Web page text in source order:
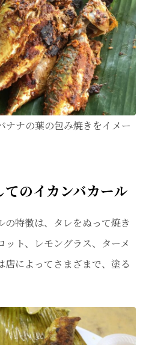
ナナの葉の包み焼きをイメー
のイカンバカール
の特徴は、タレをぬって焼き
ット、レモングラス、ターメ
店によってさまざまで、塗る